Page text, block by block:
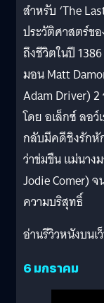
สำหรับ ‘The
ประวัติศาสตร์ข
ถึงชีวิตในปี
มอน Matt
Adam Driver)
โดย อเล็กซ์ ลอ
กลับมีคดีชิงรักหั
ว่าข่มขืน แม่นาง
Jodie Comer)
ความบริสุทธิ์
อ่านรีวิวหนังบนเ
6 มกราคม